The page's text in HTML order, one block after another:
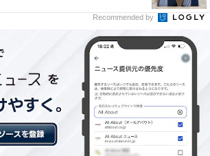
Recommended by